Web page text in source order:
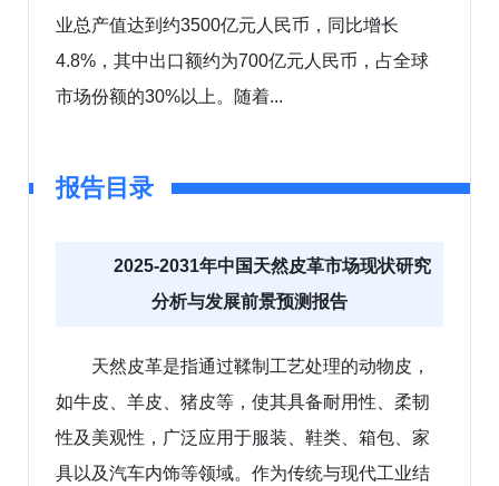
业总产值达到约3500亿元人民币，同比增长
4.8%，其中出口额约为700亿元人民币，占全球
市场份额的30%以上。随着...
报告目录
2025-2031年中国天然皮革市场现状研究
分析与发展前景预测报告
天然皮革是指通过鞣制工艺处理的动物皮，
如牛皮、羊皮、猪皮等，使其具备耐用性、柔韧
性及美观性，广泛应用于服装、鞋类、箱包、家
具以及汽车内饰等领域。作为传统与现代工业结